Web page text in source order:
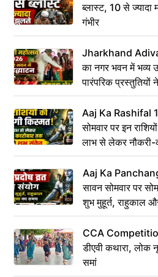
ब्लास्ट, 10 से
गंभीर
Jharkhand
का नगर भवन में भव्य
पारंपरिक प्रस्तुतियों
Aaj Ka Rashifal
सोमवार पर इन
लाभ से लेकर नौकरी-
संकेत
Aaj Ka
सावन सोमवार पर
शुभ मुहूर्त, राहुकाल
CCA
डीएवी कथारा, लोक
समां